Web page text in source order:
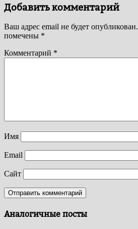
Добавить комментарий
Ваш адрес email не будет опубликован.
помечены *
Комментарий *
Имя
Email
Сайт
Аналогичные посты